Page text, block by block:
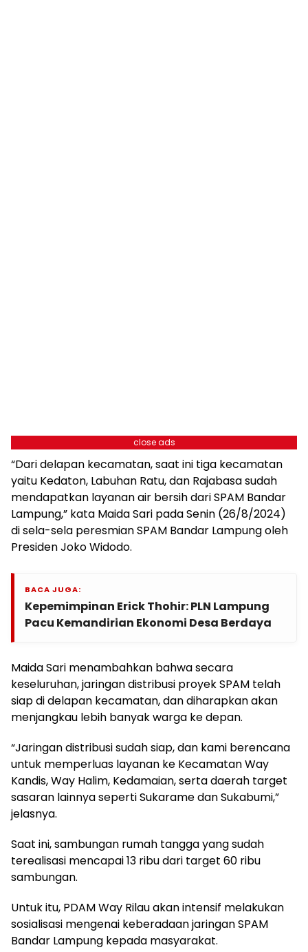
close ads
“Dari delapan kecamatan, saat ini tiga kecamatan
yaitu Kedaton, Labuhan Ratu, dan Rajabasa sudah
mendapatkan layanan air bersih dari SPAM Bandar
Lampung,” kata Maida Sari pada Senin (26/8/2024)
di sela-sela peresmian SPAM Bandar Lampung oleh
Presiden Joko Widodo.
BACA JUGA:
Kepemimpinan Erick Thohir: PLN Lampung
Pacu Kemandirian Ekonomi Desa Berdaya
Maida Sari menambahkan bahwa secara
keseluruhan, jaringan distribusi proyek SPAM telah
siap di delapan kecamatan, dan diharapkan akan
menjangkau lebih banyak warga ke depan.
“Jaringan distribusi sudah siap, dan kami berencana
untuk memperluas layanan ke Kecamatan Way
Kandis, Way Halim, Kedamaian, serta daerah target
sasaran lainnya seperti Sukarame dan Sukabumi,”
jelasnya.
Saat ini, sambungan rumah tangga yang sudah
terealisasi mencapai 13 ribu dari target 60 ribu
sambungan.
Untuk itu, PDAM Way Rilau akan intensif melakukan
sosialisasi mengenai keberadaan jaringan SPAM
Bandar Lampung kepada masyarakat.